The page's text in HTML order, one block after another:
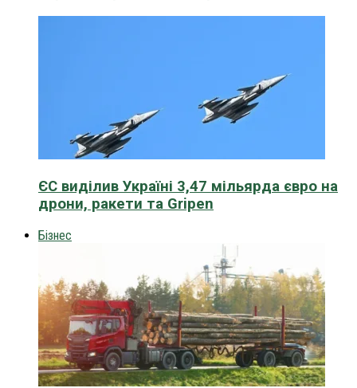
ЄС виділив Україні 3,47 мільярда євро на
дрони, ракети та Gripen
Бізнес